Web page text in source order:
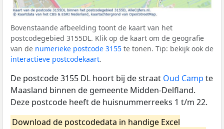
Bovenstaande afbeelding toont de kaart van het
postcodegebied 3155DL. Klik op de kaart om de geografie
van de numerieke postcode 3155 te tonen. Tip: bekijk ook de
interactieve postcodekaart.
De postcode 3155 DL hoort bij de straat Oud Camp te
Maasland binnen de gemeente Midden-Delfland.
Deze postcode heeft de huisnummerreeks 1 t/m 22.
Download de postcodedata in handige Excel